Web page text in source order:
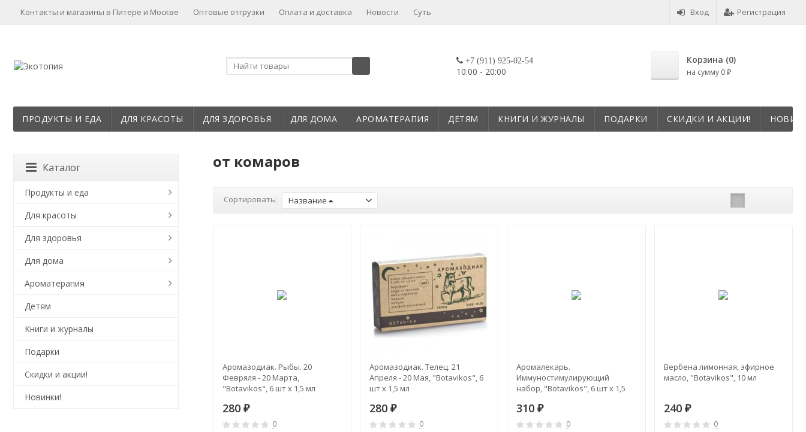
Вход Регистрация
Контакты и магазины в Питере и Москве Оптовые отгрузки Оплата и доставка Новости Суть
+7 (911) 925-02-54
10:00 - 20:00
Корзина (0)
на сумму 0 ₽
ПРОДУКТЫ И ЕДА ДЛЯ КРАСОТЫ ДЛЯ ЗДОРОВЬЯ ДЛЯ ДОМА АРОМАТЕРАПИЯ ДЕТЯМ КНИГИ И ЖУРНАЛЫ ПОДАРКИ СКИДКИ И АКЦИИ!
от комаров
Сортировать: Название
Аромазодиак. Рыбы. 20
Февряля - 20 Марта,
"Botavikos", 6 шт x 1,5 мл
280 ₽
0
Аромазодиак. Телец. 21
Апреля - 20 Мая, "Botavikos", 6
шт x 1,5 мл
280 ₽
0
Аромалекарь.
Иммуностимулирующий
набор, "Botavikos", 6 шт x 1,5
310₽
0
Вербена лимонная, эфирное
масло, "Botavikos", 10 мл
240 ₽
0
Каталог
Продукты и еда
Для красоты
Для здоровья
Для дома
Ароматерапия
Детям
Книги и журналы
Подарки
Скидки и акции!
Новинки!